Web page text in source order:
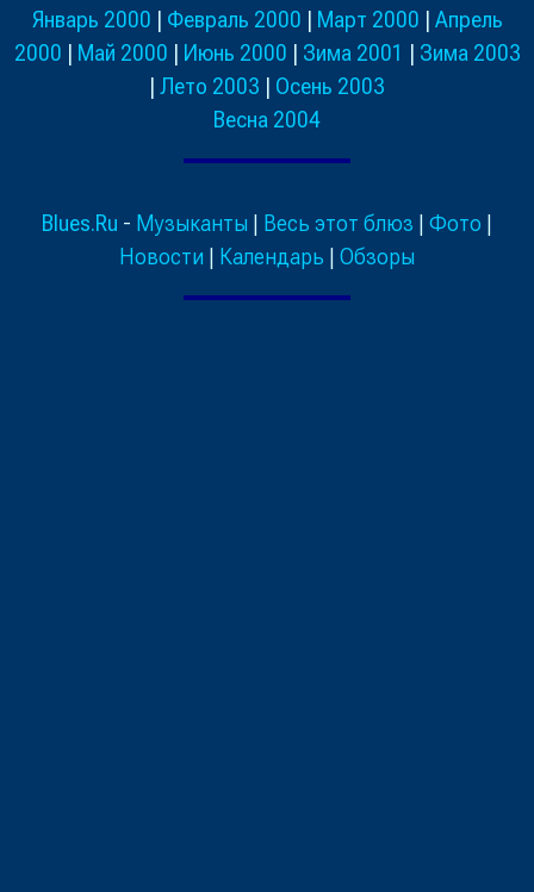
Январь 2000
Февраль 2000 Март 2000
Апрель
2000
Май 2000 Июнь 2000 Зима 2001
Зима 2003
Лето 2003
Осень 2003
Весна 2004
Blues.Ru - Музыканты Весь этот блюз Фото
Новости
Календарь Обзоры